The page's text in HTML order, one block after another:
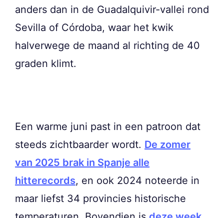
anders dan in de Guadalquivir-vallei rond
Sevilla of Córdoba, waar het kwik
halverwege de maand al richting de 40
graden klimt.
Een warme juni past in een patroon dat
steeds zichtbaarder wordt. De zomer
van 2025 brak in Spanje alle
hitterecords, en ook 2024 noteerde in
maar liefst 34 provincies historische